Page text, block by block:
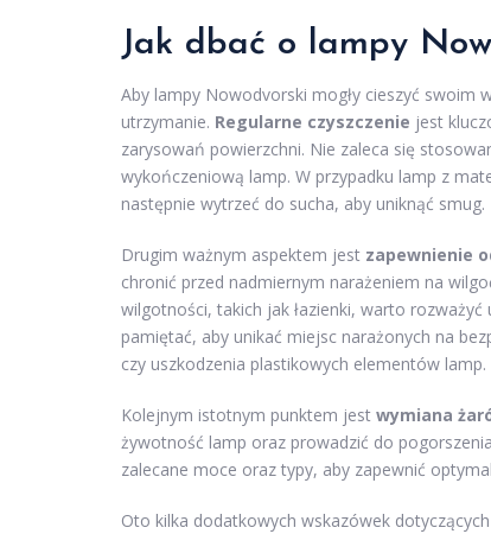
Jak dbać o lampy
Aby lampy Nowodvorski mogły cieszyć swoim
utrzymanie. Regularne czyszczenie jest
zarysowań powierzchni. Nie zaleca się
wykończeniową lamp. W przypadku lamp z
następnie wytrzeć do sucha, aby uniknąć smug.
Drugim ważnym aspektem jest zapewnienie
chronić przed nadmiernym narażeniem na
wilgotności, takich jak łazienki, warto
pamiętać, aby unikać miejsc narażonych na
czy uszkodzenia plastikowych elementów lamp.
Kolejnym istotnym punktem jest wymiana
żywotność lamp oraz prowadzić do
zalecane moce oraz typy, aby zapewnić
Oto kilka dodatkowych wskazówek